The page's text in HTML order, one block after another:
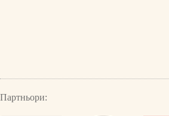
Партньори: